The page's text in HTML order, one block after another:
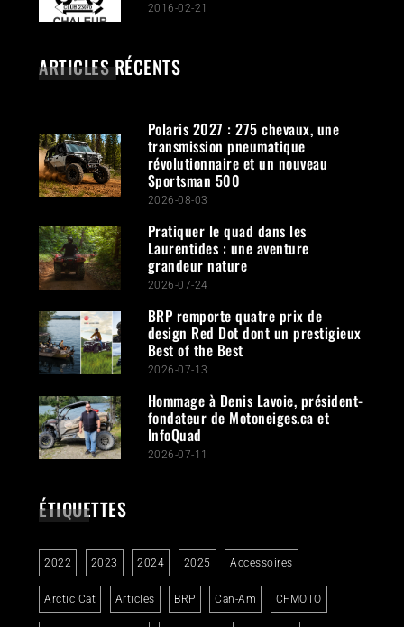
2016-02-21
ARTICLES RÉCENTS
Polaris 2027 : 275 chevaux, une
transmission pneumatique
révolutionnaire et un nouveau
Sportsman 500
2026-08-03
Pratiquer le quad dans les
Laurentides : une aventure
grandeur nature
2026-07-24
BRP remporte quatre prix de
design Red Dot dont un prestigieux
Best of the Best
2026-07-13
Hommage à Denis Lavoie, président-
fondateur de Motoneiges.ca et
InfoQuad
2026-07-11
ÉTIQUETTES
2022 2023 2024 2025 Accessoires
Arctic Cat Articles BRP Can-Am CFMOTO